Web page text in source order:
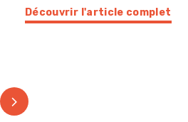
Découvrir l'article complet